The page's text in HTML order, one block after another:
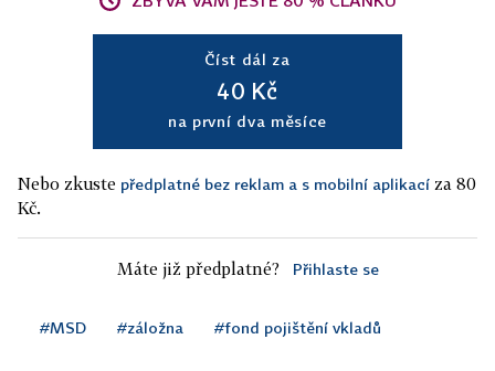
Číst dál za
40 Kč
na první dva měsíce
Nebo zkuste předplatné bez reklam a s mobilní aplikací za 80
Kč.
Máte již předplatné? Přihlaste se
#MSD #záložna #fond pojištění vkladů